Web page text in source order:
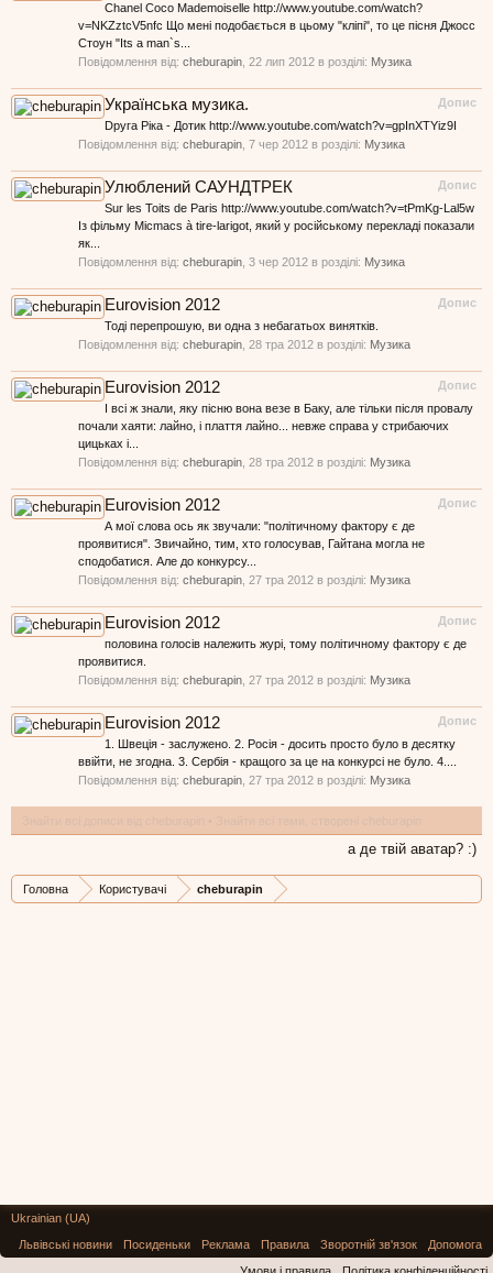
Chanel Coco Mademoiselle http://www.youtube.com/watch?
v=NKZztcV5nfc Що мені подобається в цьому "кліпі", то це пісня Джосс
Стоун "Its a man`s...
Повідомлення від: cheburapin 22 лип 2012 в розділі: Музика
Допис
Українська музика.
Dруга Ріка - Дотик http://www.youtube.com/watch?v=gpInXTYiz9I
Повідомлення від: cheburapin 7 чер 2012 в розділі: Музика
Допис
Улюблений САУНДТРЕК
Sur les Toits de Paris http://www.youtube.com/watch?v=tPmKg-Lal5w
Із фільму Micmacs à tire-larigot, який у російському перекладі показали
як...
Повідомлення від: cheburapin 3 чер 2012 в розділі: Музика
Допис
Eurovision 2012
Тоді перепрошую, ви одна з небагатьох винятків.
Повідомлення від: cheburapin 28 тра 2012 в розділі: Музика
Допис
Eurovision 2012
І всі ж знали, яку пісню вона везе в Баку, але тільки після провалу
почали хаяти: лайно, і плаття лайно... невже справа у стрибаючих
цицьках і...
Повідомлення від: cheburapin 28 тра 2012 в розділі: Музика
Допис
Eurovision 2012
А мої слова ось як звучали: "політичному фактору є де
проявитися". Звичайно, тим, хто голосував, Гайтана могла не
сподобатися. Але до конкурсу...
Повідомлення від: cheburapin 27 тра 2012 в розділі: Музика
Допис
Eurovision 2012
половина голосів належить журі, тому політичному фактору є де
проявитися.
Повідомлення від: cheburapin 27 тра 2012 в розділі: Музика
Допис
Eurovision 2012
1. Швеція - заслужено. 2. Росія - досить просто було в десятку
ввійти, не згодна. 3. Сербія - кращого за це на конкурсі не було. 4....
Повідомлення від: cheburapin 27 тра 2012 в розділі: Музика
а де твій аватар? :)
Головна Користувачі cheburapin
Ukrainian (UA)
Львівські новини
Посиденьки Реклама Правила Зворотній зв'язок
Допомога